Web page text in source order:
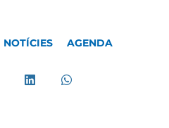
NOTÍCIES AGENDA